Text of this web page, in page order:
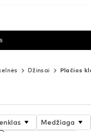
Džinsai Plačios
Medžiaga